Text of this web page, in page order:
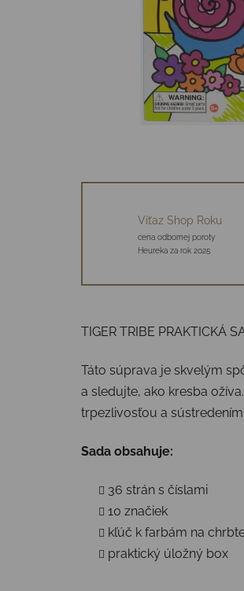
Víťaz Shop Roku
cena odbornej poroty
Heureka za rok 2025
TIGER TRIBE PRAKTICKÁ
Táto súprava je skvelým
a sledujte, ako kresba
trpezlivosťou a
Sada obsahuje:
36 strán s číslami
10 značiek
kľúč k farbám na
praktický úložný box